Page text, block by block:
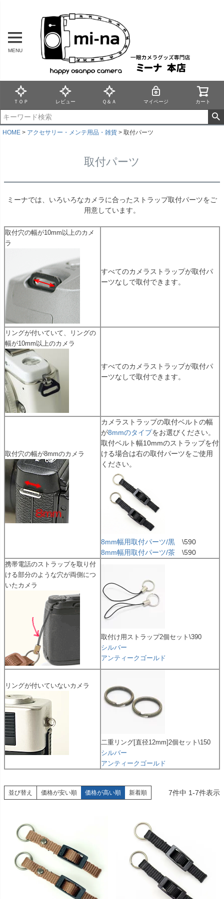
MENU
ＴＯＰ レビュー Ｑ＆Ａ マイページ カート
HOME アクセサリー・メンテ用品・雑貨 取付パーツ
取付パーツ
ミーナでは、いろいろなカメラに合ったストラップ取付パーツをご
用意しています。
取付穴の幅が10mm以上のカメ
ラ
すべてのカメラストラップが取付パ
ーツなしで取付できます。
リングが付いていて、リングの
幅が10mm以上のカメラ
すべてのカメラストラップが取付パ
ーツなしで取付できます。
取付穴の幅が8mmのカメラ
カメラストラップの取付ベルトの幅
が8mmのタイプをお選びください。
取付ベルト幅10mmのストラップを付
ける場合は右の取付パーツをご使用
ください。
8mm幅用取付パーツ/黒 \590
8mm幅用取付パーツ/茶 \590
携帯電話のストラップを取り付
ける部分のような穴が両側につ
いたカメラ
取付け用ストラップ2個セット\390
シルバー
アンティークゴールド
リングが付いていないカメラ
二重リング[直径12mm]2個セット\150
シルバー
アンティークゴールド
並び替え 価格が安い順 価格が高い順 新着順 7件中 1-7件表示